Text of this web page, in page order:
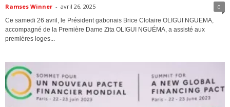
Ramses Winner - avril 26, 2025 0
Ce samedi 26 avril, le Président gabonais Brice Clotaire OLIGUI NGUEMA,
accompagné de la Première Dame Zita OLIGUI NGUÉMA, a assisté aux
premières loges...